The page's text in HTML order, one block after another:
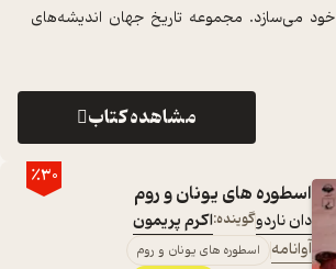
می‌سازد. مجموعه تاریخ جهان اندیشه‌های
مشاهده کتاب
٪30
اسطوره های یونان و روم
دان ناردوگوینده:اکرم پریمون
آوانامه
اسطوره های یونان و روم